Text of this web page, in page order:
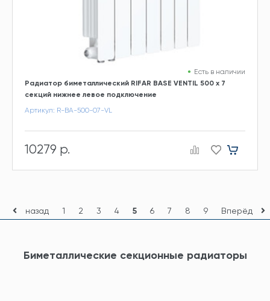
Есть в наличии
Радиатор биметаллический RIFAR BASE VENTIL 500 х 7
секций нижнее левое подключение
Артикул: R-BA-500-07-VL
10279 р.
назад 1 2 3 4 5 6 7 8 9 Вперёд
Биметаллические секционные радиаторы